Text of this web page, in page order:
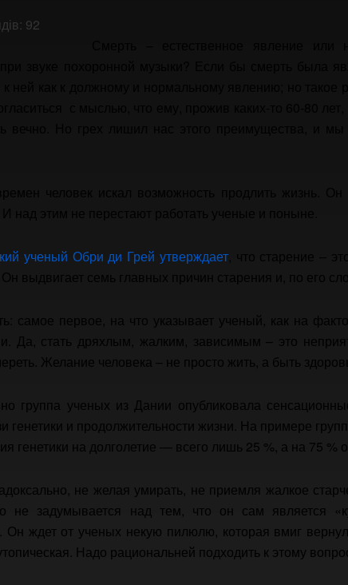
92
ученый Обри ди Грей утверждает, что старение –
Да, стать дряхлым, жалким, зависимым – это
Желание человека – не просто жить, а быть
группа ученых из Дании опубликовала
генетики и продолжительности жизни. На примере
генетики на долголетие — всего лишь 25 %, а на 75 %
не желая умирать, не приемля жалкое
не задумывается над тем, что он сам является
Он ждет от ученых некую пилюлю, которая вмиг
Надо рациональней подходить к этому